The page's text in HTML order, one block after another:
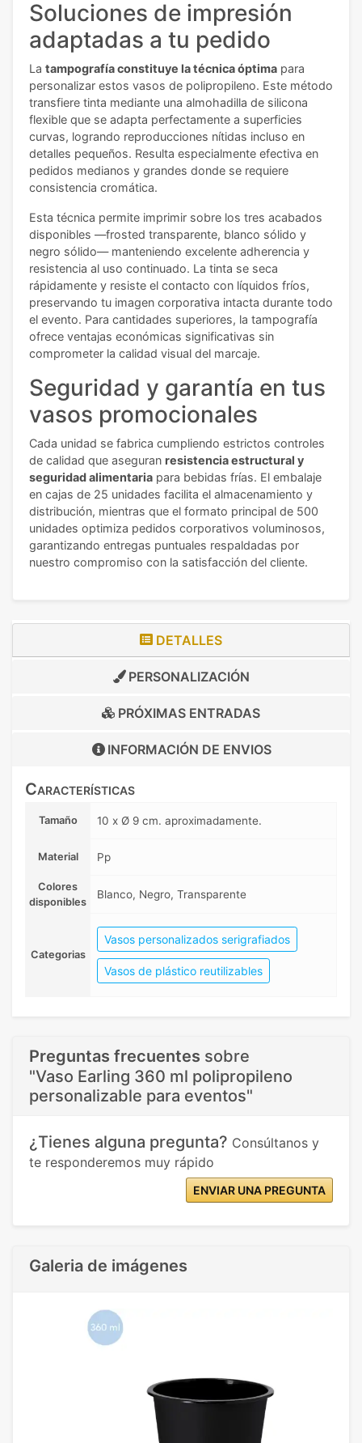
Soluciones de impresión
adaptadas a tu pedido
La tampografía constituye la técnica óptima para
personalizar estos vasos de polipropileno. Este método
transfiere tinta mediante una almohadilla de silicona
flexible que se adapta perfectamente a superficies
curvas, logrando reproducciones nítidas incluso en
detalles pequeños. Resulta especialmente efectiva en
pedidos medianos y grandes donde se requiere
consistencia cromática.
Esta técnica permite imprimir sobre los tres acabados
disponibles —frosted transparente, blanco sólido y
negro sólido— manteniendo excelente adherencia y
resistencia al uso continuado. La tinta se seca
rápidamente y resiste el contacto con líquidos fríos,
preservando tu imagen corporativa intacta durante todo
el evento. Para cantidades superiores, la tampografía
ofrece ventajas económicas significativas sin
comprometer la calidad visual del marcaje.
Seguridad y garantía en tus
vasos promocionales
Cada unidad se fabrica cumpliendo estrictos controles
de calidad que aseguran resistencia estructural y
seguridad alimentaria para bebidas frías. El embalaje
en cajas de 25 unidades facilita el almacenamiento y
distribución, mientras que el formato principal de 500
unidades optimiza pedidos corporativos voluminosos,
garantizando entregas puntuales respaldadas por
nuestro compromiso con la satisfacción del cliente.
DETALLES
PERSONALIZACIÓN
PRÓXIMAS ENTRADAS
INFORMACIÓN DE ENVIOS
Características
Tamaño 10 x Ø 9 cm. aproximadamente.
Material Pp
Colores
disponibles
Blanco, Negro, Transparente
Categorias
Vasos personalizados serigrafiados
Vasos de plástico reutilizables
Preguntas frecuentes sobre
"Vaso Earling 360 ml polipropileno
personalizable para eventos"
¿Tienes alguna pregunta? Consúltanos y
te responderemos muy rápido
ENVIAR UNA PREGUNTA
Galeria de imágenes